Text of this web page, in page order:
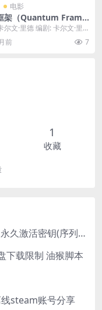
电影
架（Quantum Fram
科幻/悬疑-免费下载
学家发明了一台能看
宇宙”的机器，却在一
尔文·里德 编剧: 卡尔文·里
下载：量子框架下载阿里云
...前 7
1
收藏
VMware Workstation Pro 16 永久激活密钥(序列号)
下载限制 油猴脚本
steam账号分享